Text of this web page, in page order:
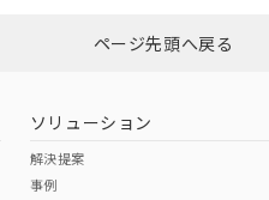
ページ先頭へ戻る
ソリューション
解決提案
事例